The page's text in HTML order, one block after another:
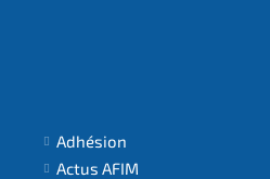
Adhésion
Actus AFIM